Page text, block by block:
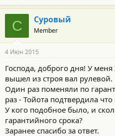
С Суровый
Member
4 Июн 2015
Господа, доброго дня! У
вышел из строя вал рулевой.
Один раз поменяли по
раз - Тойота подтвердила
У кого подобное было, и
гарантийного срока?
Заранее спасибо за ответ.